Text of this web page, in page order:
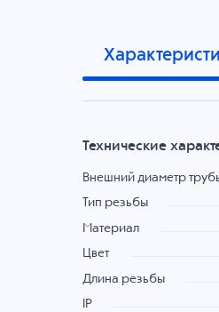
Технические
Внешний диаметр
Тип резьбы
Материал
Цвет
Длина резьбы
IP